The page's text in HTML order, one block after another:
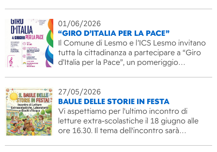
01/06/2026
“GIRO D’ITALIA PER LA PACE”
Il Comune di Lesmo e l’ICS Lesmo invitano
tutta la cittadinanza a partecipare a “Giro
d’Italia per la Pace”, un pomeriggio…
27/05/2026
BAULE DELLE STORIE IN FESTA
Vi aspettiamo per l'ultimo incontro di
letture extra-scolastiche il 18 giugno alle
ore 16.30. Il tema dell'incontro sarà…